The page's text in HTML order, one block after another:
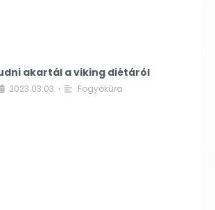
akartál a viking diétáról
2023.03.03. • Fogyókúra